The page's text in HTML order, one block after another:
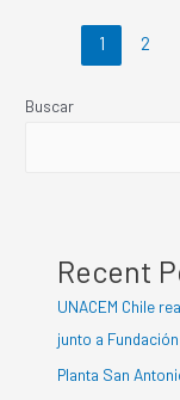
1 2
Buscar
Recent
UNACEM Chile
junto a
Planta San